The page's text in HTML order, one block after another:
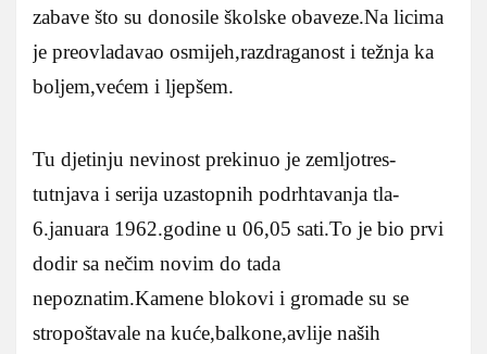
zabave što su donosile školske obaveze.Na licima
je preovladavao osmijeh,razdraganost i težnja ka
boljem,većem i ljepšem.
Tu djetinju nevinost prekinuo je zemljotres-
tutnjava i serija uzastopnih podrhtavanja tla-
6.januara 1962.godine u 06,05 sati.To je bio prvi
dodir sa nečim novim do tada
nepoznatim.Kamene blokovi i gromade su se
stropoštavale na kuće,balkone,avlije naših